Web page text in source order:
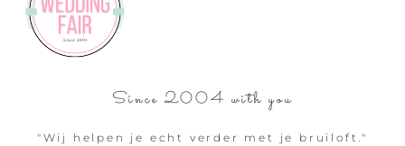
Since 2004 with you
"Wij helpen je echt verder met je bruiloft."